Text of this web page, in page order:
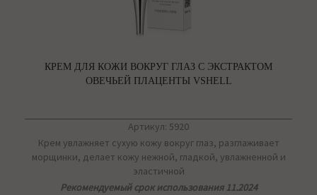
КРЕМ ДЛЯ КОЖИ ВОКРУГ ГЛАЗ С ЭКСТРАКТОМ
ОВЕЧЬЕЙ ПЛАЦЕНТЫ VSHELL
Артикул: 5920
Крем увлажняет сухую кожу вокруг глаз, разглаживает
морщинки, делает кожу нежной, гладкой, увлажненной и
эластичной
Рекомендуемый срок использования 11.2024